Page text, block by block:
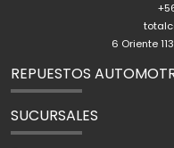
6 Oriente
REPUESTOS
SUCURSALES